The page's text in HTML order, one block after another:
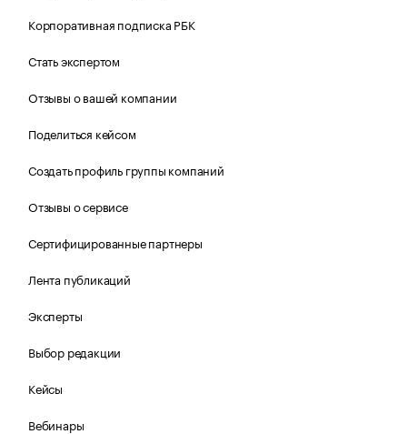
Корпоративная подписка РБК
Стать экспертом
Отзывы о вашей компании
Поделиться кейсом
Создать профиль группы компаний
Отзывы о сервисе
Сертифицированные партнеры
Лента публикаций
Эксперты
Выбор редакции
Кейсы
Вебинары